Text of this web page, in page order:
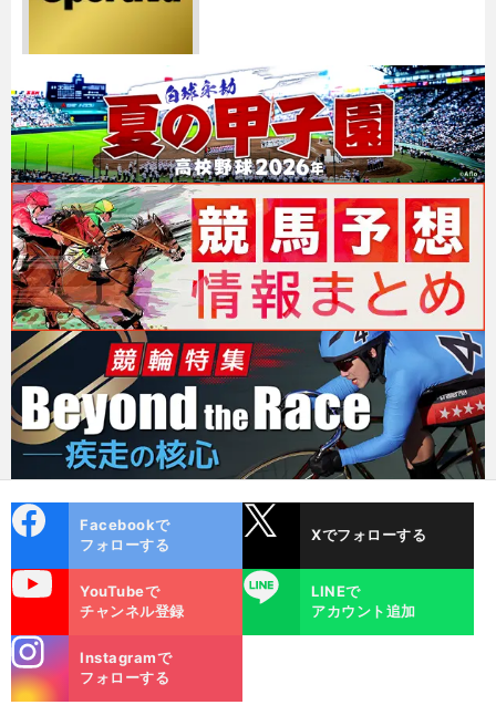
ok
Facebookで
フォローする
Xでフォローする
YouTubeで
チャンネル登録
LINE
LINEで
アカウント追加
m
Instagramで
フォローする